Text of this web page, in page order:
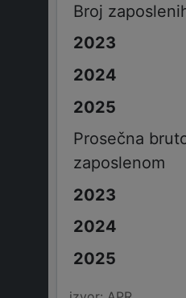
Broj
Prosečna
zaposlenom